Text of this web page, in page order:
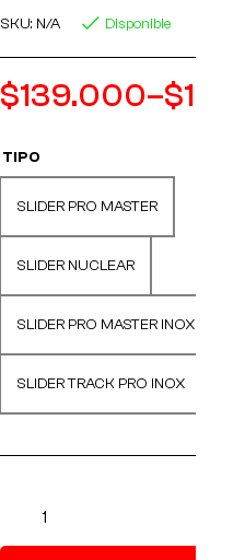
SKU: N/A Disponible
$139.000–$
TIPO
SLIDER PRO MASTER
SLIDER NUCLEAR
SLIDER PRO MASTER INOX
SLIDER TRACK PRO INOX